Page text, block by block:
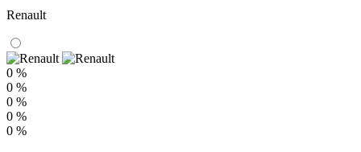
Renault
0 %
0 %
0 %
0 %
0 %